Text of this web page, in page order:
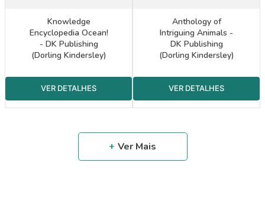
Knowledge
Encyclopedia Ocean!
- DK Publishing
(Dorling Kindersley)
Anthology of
Intriguing Animals -
DK Publishing
(Dorling Kindersley)